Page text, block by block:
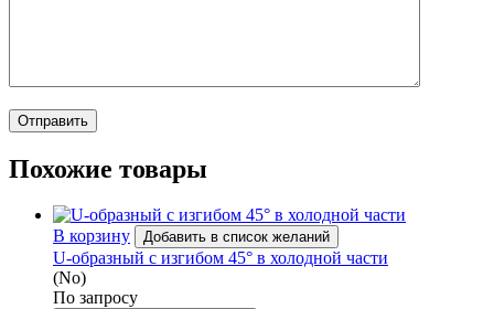
Похожие товары
В корзину Добавить в список желаний
U-образный с изгибом 45° в холодной части
(No)
По запросу